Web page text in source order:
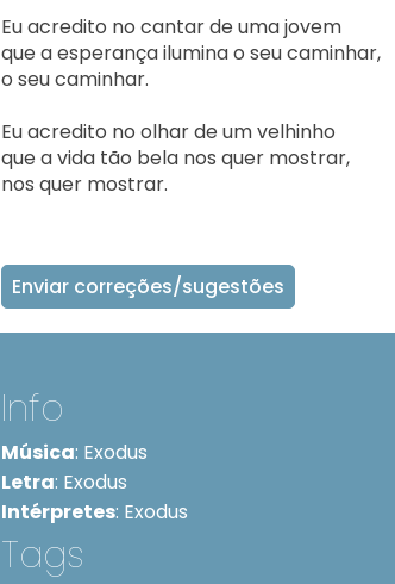
Eu acredito no cantar de uma jovem
que a esperança ilumina o seu caminhar,
o seu caminhar.
Eu acredito no olhar de um velhinho
que a vida tão bela nos quer mostrar,
nos quer mostrar.
Enviar correções/sugestões
Info
Música: Exodus
Letra: Exodus
Intérpretes: Exodus
Tags